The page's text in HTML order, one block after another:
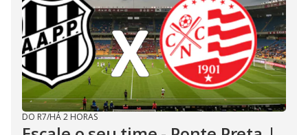
DO R7/HÁ 2 HORAS